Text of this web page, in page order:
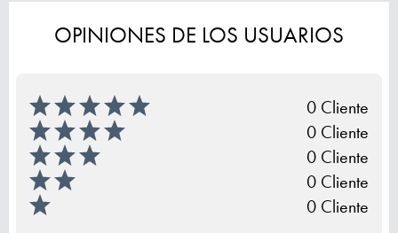
OPINIONES DE LOS USUARIOS
0 Cliente
0 Cliente
0 Cliente
0 Cliente
0 Cliente